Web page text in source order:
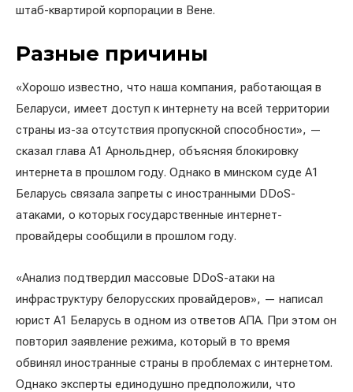
штаб-квартирой корпорации в Вене.
Разные причины
«Хорошо известно, что наша компания, работающая в
Беларуси, имеет доступ к интернету на всей территории
страны из-за отсутствия пропускной способности», —
сказал глава A1 Арнольднер, объясняя блокировку
интернета в прошлом году. Однако в минском суде A1
Беларусь связала запреты с иностранными DDoS-
атаками, о которых государственные интернет-
провайдеры сообщили в прошлом году.
«Анализ подтвердил массовые DDoS-атаки на
инфраструктуру белорусских провайдеров», — написал
юрист A1 Беларусь в одном из ответов АПА. При этом он
повторил заявление режима, который в то время
обвинял иностранные страны в проблемах с интернетом.
Однако эксперты единодушно предположили, что